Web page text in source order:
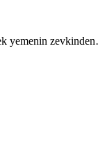
yemenin